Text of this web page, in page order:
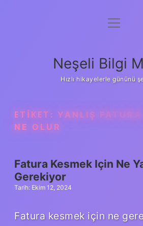
Anasayfa
Yasal Uyarı
menüyü
Neşeli Bilgi
Hızlı hikayelerle gününü
ETIKET: YANLIŞ
NE OLUR
Fatura Kesmek Için Ne
Gerekiyor
Tarih: Ekim 12, 2024
Fatura kesmek için ne